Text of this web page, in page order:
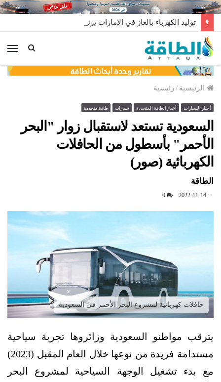
توليد الكهرباء بالغاز في الإمارات يرتفع للعام الثاني
الرئيسية /رئيسية
أخبار السيارات أخبار الطاقة المتجددة سيارات طاقة متجددة
السعودية تستعد لاستقبال زوار "البحر
الأحمر" بأسطول من الحافلات
الكهربائية (صور)
الطاقة
2022-11-14
0
حافلات كهربائية لمشروع البحر الأحمر في السعودية
يترقب مواطنو السعودية وزائروها تجربة سياحية
مستدامة فريدة من نوعها خلال العام المقبل (2023)
مع بدء تشغيل الوجهة السياحية لمشروع البحر